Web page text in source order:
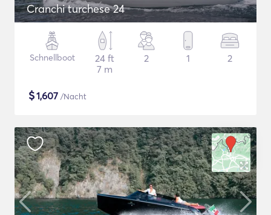
Cranchi turchese 24
Schnellboot
24 ft
7 m
2 1 2
$1,607 /Nacht